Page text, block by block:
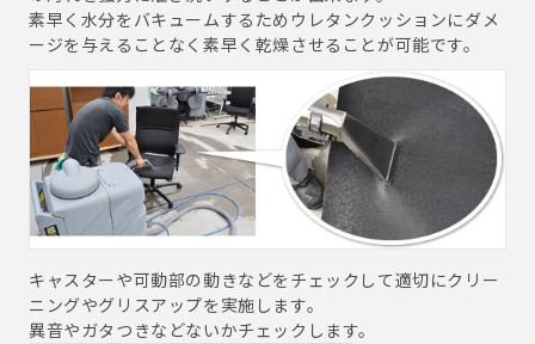
素早く水分をバキュームするためウレタンクッションにダメ
ージを与えることなく素早く乾燥させることが可能です。
キャスターや可動部の動きなどをチェックして適切にクリー
ニングやグリスアップを実施します。
異音やガタつきなどないかチェックします。